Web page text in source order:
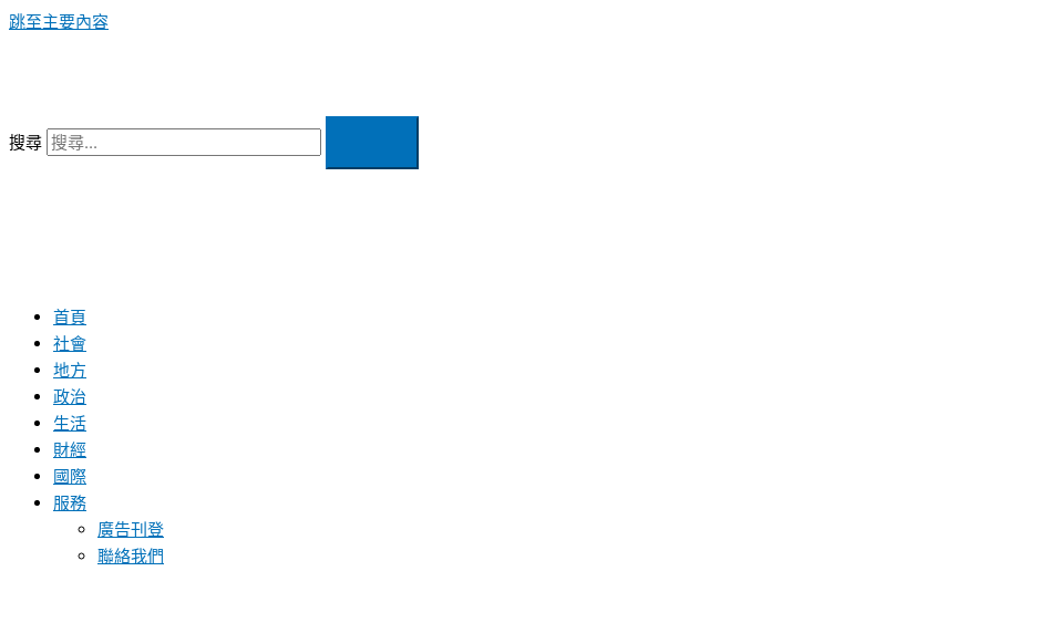
跳至主要內容
搜尋
首頁
社會
地方
政治
生活
財經
國際
服務
廣告刊登
聯絡我們